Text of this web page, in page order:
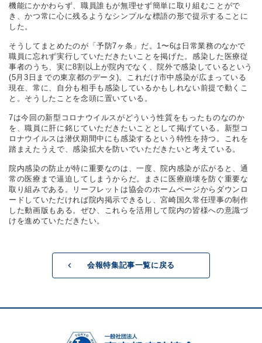
機能にかかわらず、職員誰もが無理せず簡単に取り組むことがで
き、かつ常に心に残るようなシンプルな標語の形で提示することに
した。
そうしてまとめたのが「予防7ヶ条」だ。1〜6は日常業務のなかで
職員に忘れず実行していただきたいことを掲げた。感染した医療従
事者のうち、実に8割以上が院内でなく、院外で感染しているという
(5月3日までの東京都のデータ)。これだけ市中感染が広まっている
現在、常に、自分も相手も感染しているかもしれない前提で動くこ
と。そうしたことを念頭に置いている。
7は今回の新型コロナウイルスがどういう性質をもったものなのか
を、職員に肝に銘じていただきたいこととして掲げている。新型コ
ロナウイルスは潜伏期間中にも感染するという特性を持つ。これを
踏まえたうえで、感染拡大を防いでいただきたいと考えている。
院内感染の防止が特に重要なのは、一度、院内感染が広がると、通
常の医療まで逼迫してしまうからだ。まさに医療崩壊を防ぐ重要な
取り組みである。リーフレットは協会のホームページからダウンロ
ードしていただければ院内掲示できるし、宮崎国久常任理事の制作
した動画版もある。ぜひ、これらを活用して院内の皆様への意識づ
けを進めていただきたい。
会報特集記事一覧に戻る